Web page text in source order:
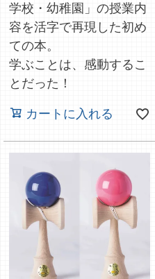
学校・幼稚園」の授業内
容を活字で再現した初め
ての本。
学ぶことは、感動するこ
とだった！
カートに入れる